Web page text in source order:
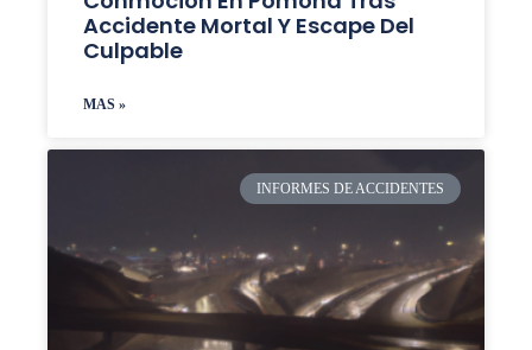
Accidente Mortal Y Escape Del
Culpable
MAS »
INFORMES DE ACCIDENTES